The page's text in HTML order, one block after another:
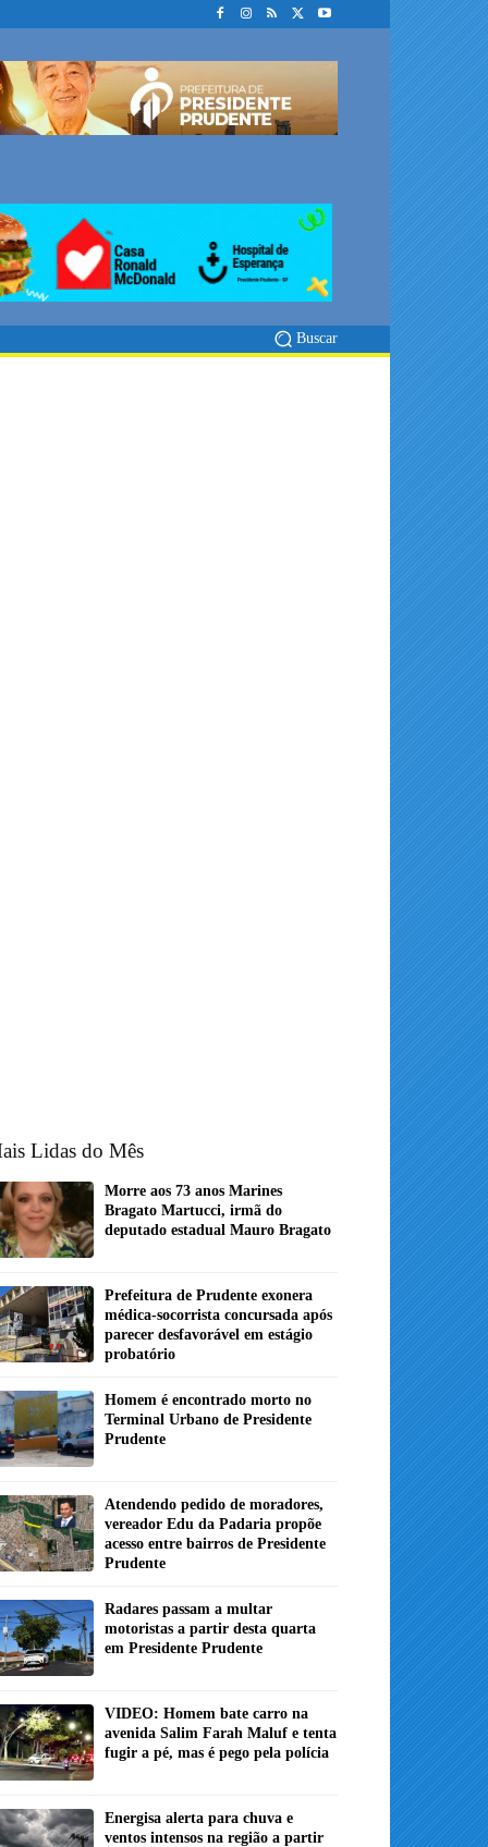
Buscar
Lidas do Mês
Morre aos 73 anos Marines
Bragato Martucci, irmã do
deputado estadual Mauro Bragato
Prefeitura de Prudente exonera
médica-socorrista concursada após
parecer desfavorável em estágio
probatório
Homem é encontrado morto no
Terminal Urbano de Presidente
Prudente
Atendendo pedido de moradores,
vereador Edu da Padaria propõe
acesso entre bairros de Presidente
Prudente
Radares passam a multar
motoristas a partir desta quarta
em Presidente Prudente
VIDEO: Homem bate carro na
avenida Salim Farah Maluf e tenta
fugir a pé, mas é pego pela polícia
Energisa alerta para chuva e
ventos intensos na região a partir